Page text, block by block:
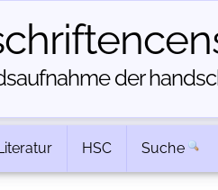
der
HSC Suche